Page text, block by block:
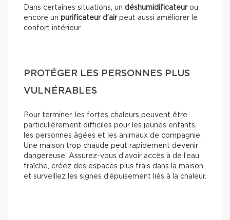
Dans certaines situations, un déshumidificateurou
encore un purificateur d’airpeut aussi améliorer le
confort intérieur.
PROTÉGER LES PERSONNES PLUS
VULNÉRABLES
Pour terminer, les fortes chaleurs peuvent être
particulièrement difficiles pour les jeunes enfants,
les personnes âgées et les animaux de compagnie.
Une maison trop chaude peut rapidement devenir
dangereuse. Assurez-vous d’avoir accès à de l’eau
fraîche, créez des espaces plus frais dans la maison
et surveillez les signes d’épuisement liés à la chaleur.